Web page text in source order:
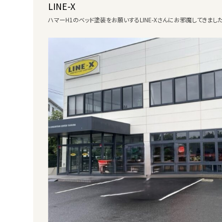
LINE-X
ハマーH1のベッド塗装をお願いするLINE-Xさんにお邪魔してきました